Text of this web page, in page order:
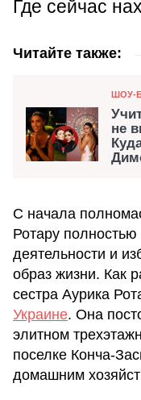
Где сейчас
Читайте также:
ШОУ-
не
С начала
Ротару полностью
деятельности и
образ жизни. Как
сестра Аурика
Украине. Она
элитном
поселке Конча-
домашним